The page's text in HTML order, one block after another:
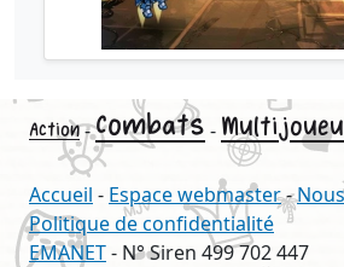
Action-Combats -
Accueil - Espace webmaster-
Politique de confidentialité
EMANET- N° Siren 499 702 447